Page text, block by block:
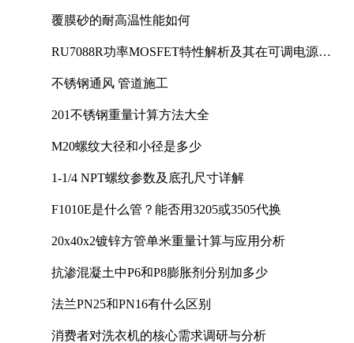
覆膜砂的耐高温性能如何
RU7088R功率MOSFET特性解析及其在可调电源设
不锈钢通风 管道施工
201不锈钢重量计算方法大全
M20螺纹大径和小径是多少
1-1/4 NPT螺纹参数及底孔尺寸详解
F1010E是什么管？能否用3205或3505代换
20x40x2镀锌方管单米重量计算与应用分析
抗渗混凝土中P6和P8膨胀剂分别加多少
法兰PN25和PN16有什么区别
消费者对洗衣机的核心需求调研与分析